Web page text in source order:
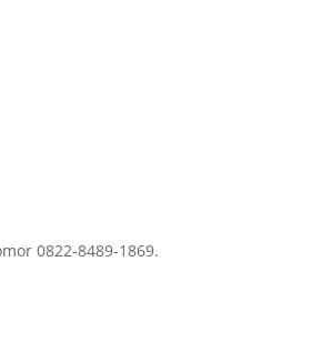
0822-8489-1869.